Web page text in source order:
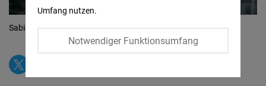
Sabine Leutheusser-Schnarrenberger
Umfang nutzen.
Notwendiger Funktionsumfang
Instagram